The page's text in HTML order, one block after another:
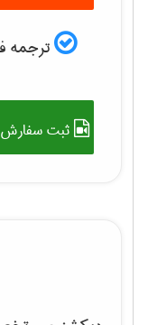
ترجمه
ثبت سفارش